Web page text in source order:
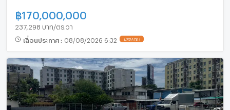
฿170,000,000
237,298 บาท/ตร.วา
เลื่อนประกาศ : 08/08/2026 6:32 UPDATE !